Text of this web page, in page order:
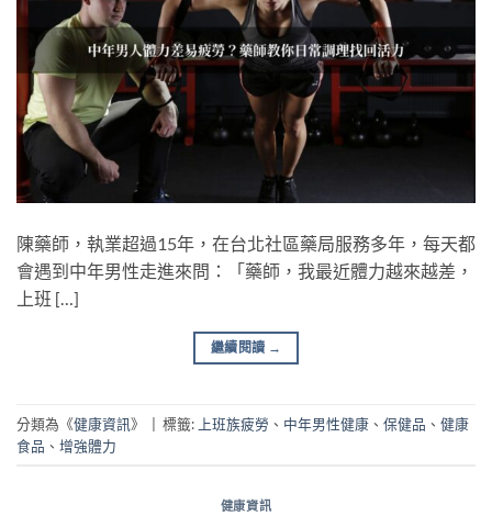
陳藥師，執業超過15年，在台北社區藥局服務多年，每天都
會遇到中年男性走進來問：「藥師，我最近體力越來越差，
上班 […]
繼續閱讀 →
分類為《健康資訊》 | 標籤: 上班族疲勞 、 中年男性健康 、 保健品 、 健康
食品 、 增強體力
健康資訊